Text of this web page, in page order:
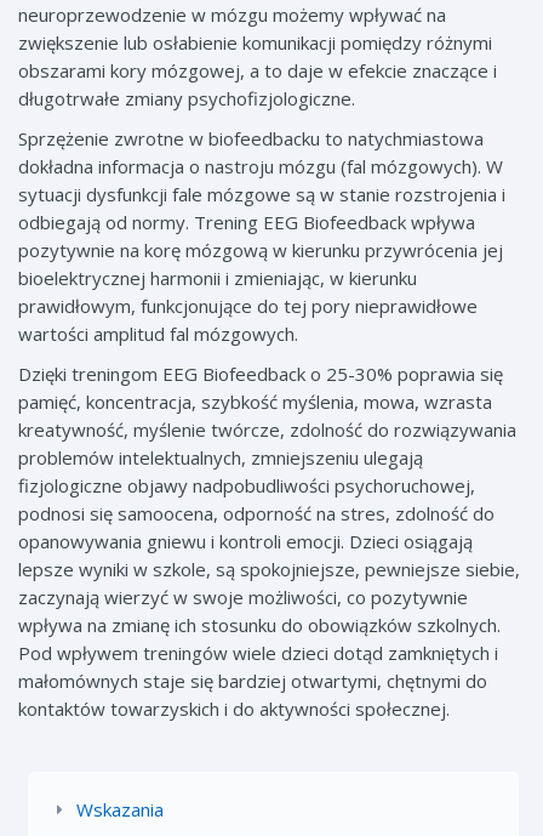
neuroprzewodzenie w mózgu możemy wpływać na
zwiększenie lub osłabienie komunikacji pomiędzy różnymi
obszarami kory mózgowej, a to daje w efekcie znaczące i
długotrwałe zmiany psychofizjologiczne.
Sprzężenie zwrotne w biofeedbacku to natychmiastowa
dokładna informacja o nastroju mózgu (fal mózgowych). W
sytuacji dysfunkcji fale mózgowe są w stanie rozstrojenia i
odbiegają od normy. Trening EEG Biofeedback wpływa
pozytywnie na korę mózgową w kierunku przywrócenia jej
bioelektrycznej harmonii i zmieniając, w kierunku
prawidłowym, funkcjonujące do tej pory nieprawidłowe
wartości amplitud fal mózgowych.
Dzięki treningom EEG Biofeedback o 25-30% poprawia się
pamięć, koncentracja, szybkość myślenia, mowa, wzrasta
kreatywność, myślenie twórcze, zdolność do rozwiązywania
problemów intelektualnych, zmniejszeniu ulegają
fizjologiczne objawy nadpobudliwości psychoruchowej,
podnosi się samoocena, odporność na stres, zdolność do
opanowywania gniewu i kontroli emocji. Dzieci osiągają
lepsze wyniki w szkole, są spokojniejsze, pewniejsze siebie,
zaczynają wierzyć w swoje możliwości, co pozytywnie
wpływa na zmianę ich stosunku do obowiązków szkolnych.
Pod wpływem treningów wiele dzieci dotąd zamkniętych i
małomównych staje się bardziej otwartymi, chętnymi do
kontaktów towarzyskich i do aktywności społecznej.
Wskazania